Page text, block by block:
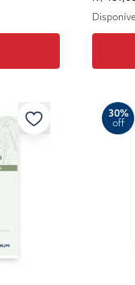
30%
off